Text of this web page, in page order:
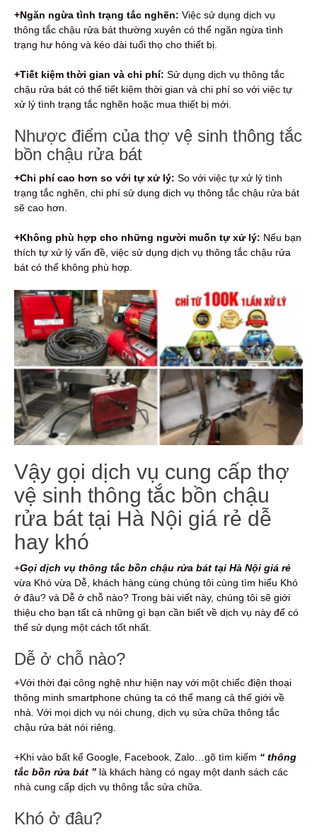
+Ngăn ngừa tình trạng tắc nghẽn: Việc sử dụng dịch vụ
thông tắc chậu rửa bát thường xuyên có thể ngăn ngừa tình
trạng hư hỏng và kéo dài tuổi thọ cho thiết bị.
+Tiết kiệm thời gian và chi phí: Sử dụng dịch vụ thông tắc
chậu rửa bát có thể tiết kiệm thời gian và chi phí so với việc tự
xử lý tình trạng tắc nghẽn hoặc mua thiết bị mới.
Nhược điểm của thợ vệ sinh thông tắc
bồn chậu rửa bát
+Chi phí cao hơn so với tự xử lý: So với việc tự xử lý tình
trạng tắc nghẽn, chi phí sử dụng dịch vụ thông tắc chậu rửa bát
sẽ cao hơn.
+Không phù hợp cho những người muốn tự xử lý: Nếu bạn
thích tự xử lý vấn đề, việc sử dụng dịch vụ thông tắc chậu rửa
bát có thể không phù hợp.
Vậy gọi dịch vụ cung cấp thợ
vệ sinh thông tắc bồn chậu
rửa bát tại Hà Nội giá rẻ dễ
hay khó
+Gọi dịch vụ thông tắc bồn chậu rửa bát tại Hà Nội giá rẻ
vừa Khó vừa Dễ, khách hàng cùng chúng tôi cùng tìm hiểu Khó
ở đâu? và Dễ ở chỗ nào? Trong bài viết này, chúng tôi sẽ giới
thiệu cho bạn tất cả những gì bạn cần biết về dịch vụ này để có
thể sử dụng một cách tốt nhất.
Dễ ở chỗ nào?
+Với thời đại công nghệ như hiện nay với một chiếc điện thoại
thông minh smartphone chúng ta có thể mang cả thế giới về
nhà. Với mọi dịch vụ nói chung, dịch vụ sửa chữa thông tắc
chậu rửa bát nói riêng.
+Khi vào bất kể Google, Facebook, Zalo…gõ tìm kiếm “ thông
tắc bồn rửa bát ” là khách hàng có ngay một danh sách các
nhà cung cấp dịch vụ thông tắc sửa chữa.
Khó ở đâu?